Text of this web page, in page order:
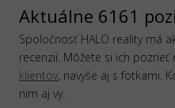
Aktuálne 6161
Spoločnosť HALO reality má
recenzií. Môžete si ich pozrieť
klientov, navyše aj s fotkami.
nim aj vy.